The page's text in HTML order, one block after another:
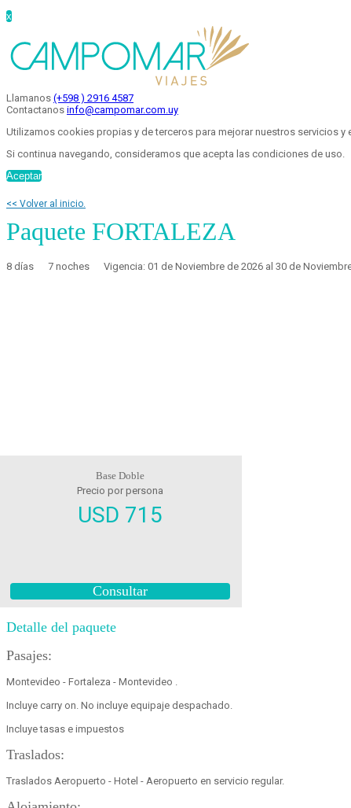
x
Llamanos (+598 ) 2916 4587
Contactanos info@campomar.com.uy
Utilizamos cookies propias y de terceros para mejorar nuestros servicios y
Si continua navegando, consideramos que acepta las condiciones de uso.
Aceptar
<< Volver al inicio.
Paquete FORTALEZA
8 días 7 noches Vigencia: 01 de Noviembre de 2026 al 30 de
Base Doble
Precio por persona
USD 715
Consultar
Detalle del paquete
Pasajes:
Montevideo - Fortaleza - Montevideo .
Incluye carry on. No incluye equipaje despachado.
Incluye tasas e impuestos
Traslados:
Traslados Aeropuerto - Hotel - Aeropuerto en servicio regular.